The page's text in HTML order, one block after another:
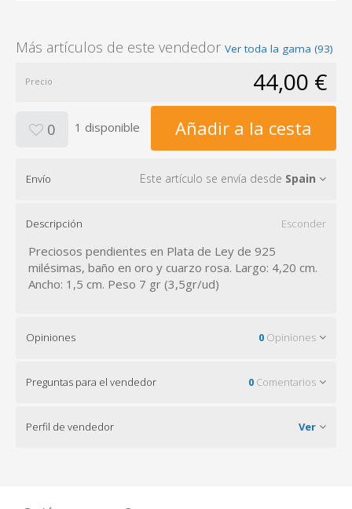
Más artículos de este vendedor Ver toda la gama (93)
Precio 44,00 €
0 1 disponible Añadir a la cesta
Envío Este artículo se envía desde Spain
Descripción Esconder
Preciosos pendientes en Plata de Ley de 925
milésimas, baño en oro y cuarzo rosa. Largo: 4,20 cm.
Ancho: 1,5 cm. Peso 7 gr (3,5gr/ud)
Opiniones 0 Opiniones
Preguntas para el vendedor 0 Comentarios
Perfil de vendedor Ver